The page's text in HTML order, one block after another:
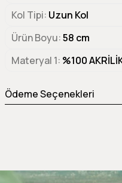
Kol Tipi Uzun Kol
Ürün Boyu 58 cm
Materyal 1 %100
Ödeme Seçenekleri